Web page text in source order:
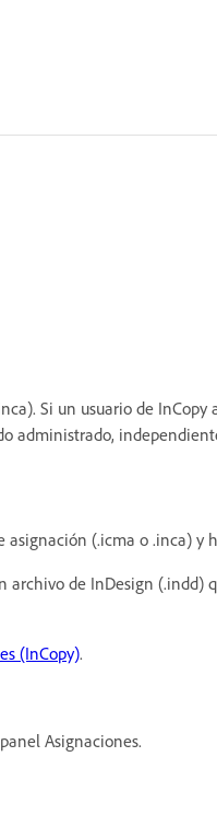
Si un usuario de
administrado,
(.icma o .inca) y
archivo de InDesign (.indd)
(InCopy).
Asignaciones.